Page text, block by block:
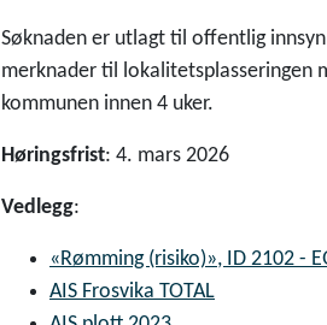
Søknaden er utlagt til offentlig
merknader til lokalitetsplasseringen
kommunen innen 4 uker.
Høringsfrist: 4. mars 2026
Vedlegg:
«Rømming (risiko)», ID 2102 -
AIS Frosvika TOTAL